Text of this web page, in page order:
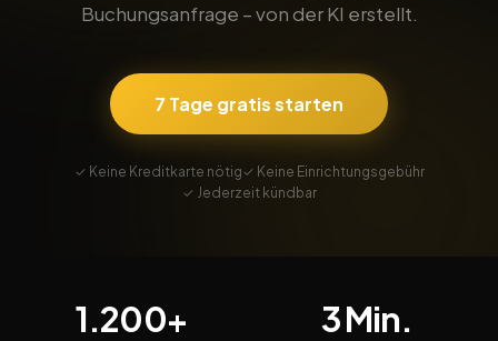
Buchungsanfrage – von der KI erstellt.
7 Tage gratis starten
✓ Keine Kreditkarte nötig✓ Keine Einrichtungsgebühr
✓ Jederzeit kündbar
1.200+ 3 Min.